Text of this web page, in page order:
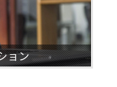
ョン